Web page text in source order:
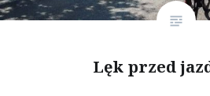
Lęk przed